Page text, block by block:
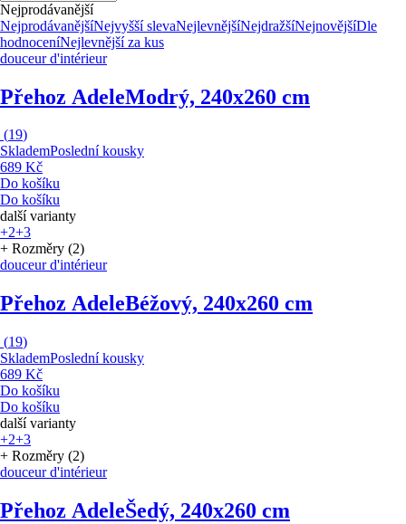
Nejprodávanější
NejprodávanějšíNejvyšší slevaNejlevnějšíNejdražšíNejnovějšíDle
hodnoceníNejlevnější za kus
douceur d'intérieur
Přehoz AdeleModrý, 240x260 cm
(19)
SklademPoslední kousky
689 Kč
Do košíku
Do košíku
další varianty
+2+3
+ Rozměry (2)
douceur d'intérieur
Přehoz AdeleBéžový, 240x260 cm
(19)
SklademPoslední kousky
689 Kč
Do košíku
Do košíku
další varianty
+2+3
+ Rozměry (2)
douceur d'intérieur
Přehoz AdeleŠedý, 240x260 cm